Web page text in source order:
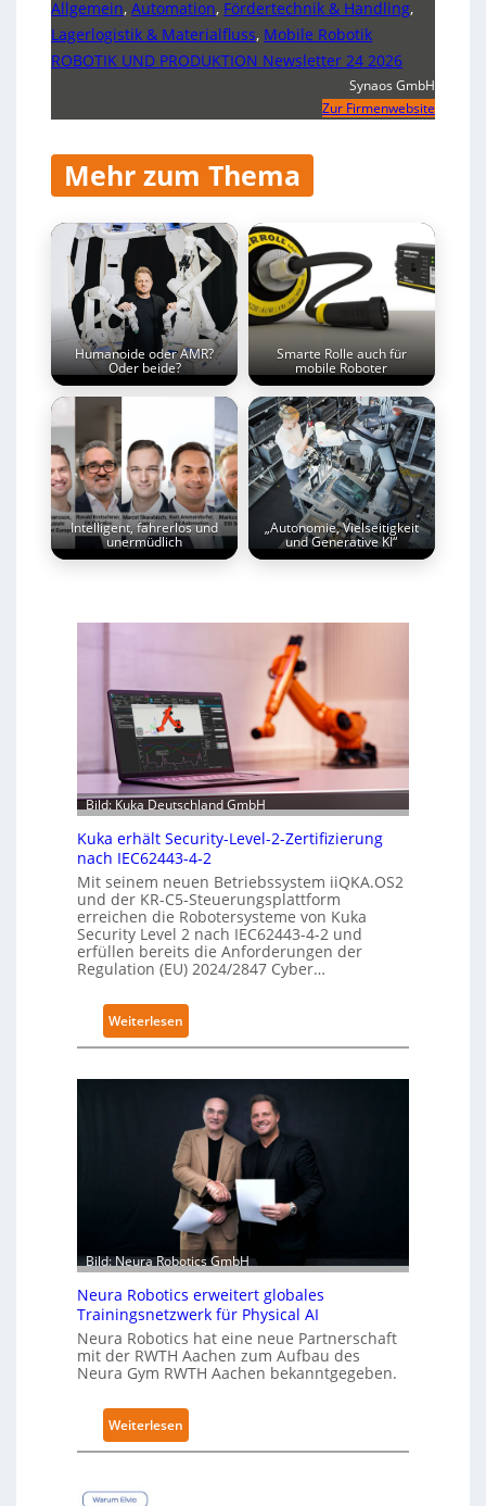
Allgemein,Automation, Fördertechnik & Handling,
Lagerlogistik & Materialfluss, Mobile Robotik
ROBOTIK UND PRODUKTION Newsletter 24 2026
Synaos GmbH
Zur Firmenwebsite
Mehr zum Thema
Humanoide oder AMR?
Oder beide?
Smarte Rolle auch für
mobile Roboter
Intelligent, fahrerlos und
unermüdlich
„Autonomie, Vielseitigkeit
und Generative KI“
Bild: Kuka Deutschland GmbH
Kuka erhält Security-Level-2-Zertifizierung
nach IEC62443-4-2
Mit seinem neuen Betriebssystem iiQKA.OS2
und der KR-C5-Steuerungsplattform
erreichen die Robotersysteme von Kuka
Security Level 2 nach IEC62443-4-2 und
erfüllen bereits die Anforderungen der
Regulation (EU) 2024/2847 Cyber…
Weiterlesen
K
e
h
ä
l
t
S
e
c
u
r
i
t
-
Bild: Neura Robotics GmbH
Neura Robotics erweitert globales
Trainingsnetzwerk für Physical AI
Neura Robotics hat eine neue Partnerschaft
mit der RWTH Aachen zum Aufbau des
Neura Gym RWTH Aachen bekanntgegeben.
Weiterlesen
N